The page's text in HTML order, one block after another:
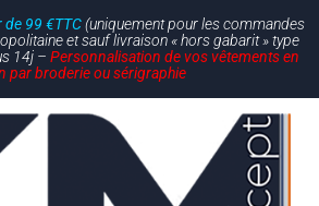
99 €TTC(uniquement pour les commandes
et sauf livraison « hors gabarit » type
14j – Personnalisation de vos vêtements en
par broderie ou sérigraphie